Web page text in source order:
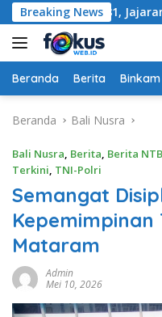
Langsung
ke
konten
Breaking News
HUT RI ke-81, Jajaran
Beranda Berita Binkam
Beranda Bali Nusra
Bali Nusra, Berita, Berita NTB
Terkini, TNI-Polri
Semangat
Kepemimpinan
Mataram
Admin
Mei 10, 2026